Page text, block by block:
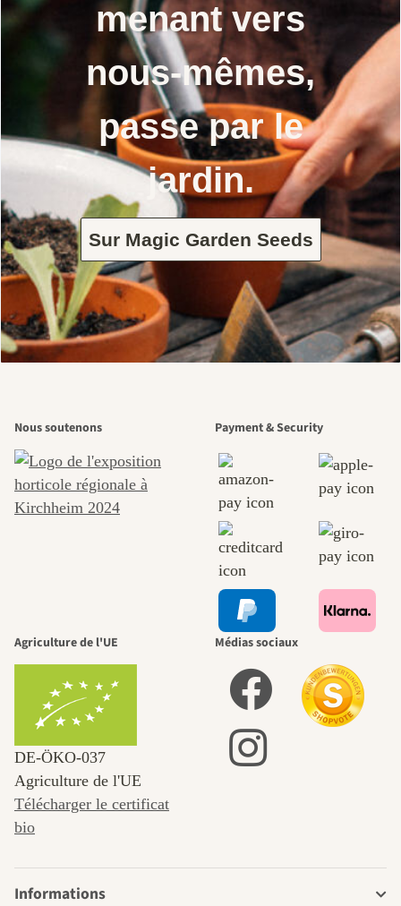
menant vers
nous-mêmes,
passe par le
jardin.
Sur Magic Garden Seeds
Nous soutenons Payment & Security
Agriculture de l'UE
DE‑ÖKO‑037
Agriculture de l'UE
Télécharger le certificat
bio
Médias sociaux
Informations